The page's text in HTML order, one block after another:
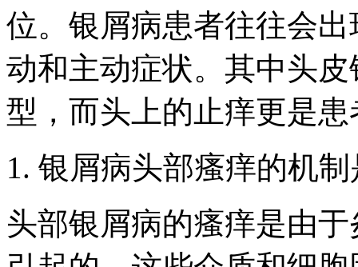
位。银屑病患者往往会
动和主动症状。其中头
型，而头上的止痒更是
1. 银屑病头部瘙痒的机
头部银屑病的瘙痒是由